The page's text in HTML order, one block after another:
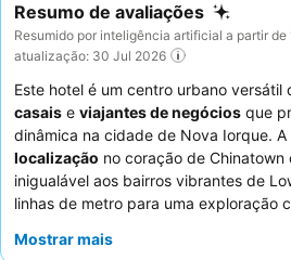
Resumo de avaliações
Resumido por inteligência artificial a partir de
atualização: 30 Jul 2026
Este hotel é um centro urbano versátil
casais e viajantes de negócios que
dinâmica na cidade de Nova Iorque. A
localização no coração de Chinatown
inigualável aos bairros vibrantes de
linhas de metro para uma exploração
no terraço, que oferece um ambiente
Mostrar mais